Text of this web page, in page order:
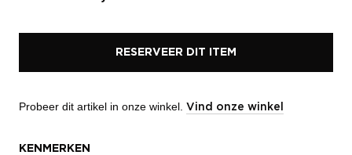
RESERVEER DIT ITEM
Probeer dit artikel in onze winkel. Vind onze winkel
KENMERKEN